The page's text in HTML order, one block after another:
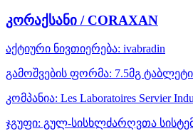
კორაქსანი / CORAXAN
აქტიური ნივთიერება: ivabradin
გამოშვების ფორმა: 7.5მგ ტაბლეტი
კომპანია: Les Laboratoires Servier
ჯგუფი: გულ-სისხლძარღვთა